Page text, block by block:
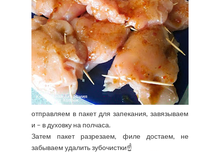
отправляем в пакет для запекания, завязываем
и – в духовку на полчаса.
Затем пакет разрезаем, филе достаем, не
забываем удалить зубочистки☝️